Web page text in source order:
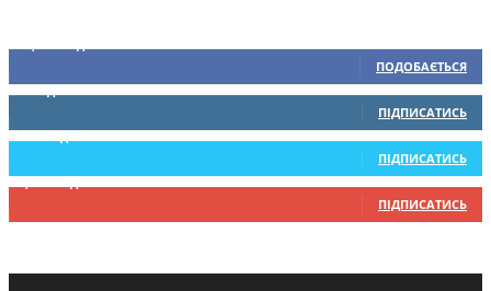
ПОДОБАЄТЬСЯ
0 Підписників
ПІДПИСАТИСЬ
234 Підписників
ПІДПИСАТИСЬ
9,370 Підписників
ПІДПИСАТИСЬ